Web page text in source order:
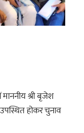
श्री बृजेश
होकर चुनाव